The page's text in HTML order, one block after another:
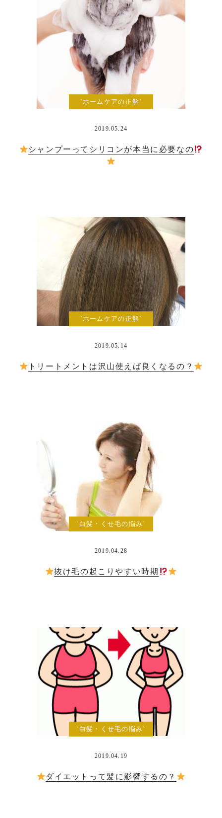
`ホームケアの正解`
2019.05.24
シャンプーってシリコンが本当に必要なの
`ホームケアの正解`
2019.05.14
トリートメントは沢山使えば良くなるの？
`白髪・くせ毛の悩み`
2019.04.28
抜け毛の起こりやすい時期
`白髪・くせ毛の悩み`
2019.04.19
ダイエットって髪に影響するの？